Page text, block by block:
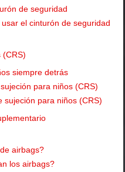
de seguridad
el cinturón de seguridad
(CRS)
siempre detrás
para niños (CRS)
sujeción para niños (CRS)
airbags?
los airbags?